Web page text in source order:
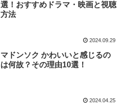
選！おすすめドラマ・映画と視聴
方法
2024.09.29
マドンソク かわいいと感じるの
は何故？その理由10選！
2024.04.25